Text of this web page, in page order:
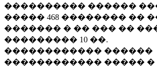
���������� ������
����� 468 �������� ��
������� � �� ��� ��
��������� 10 ��.
������������ ������
������������ ����� �